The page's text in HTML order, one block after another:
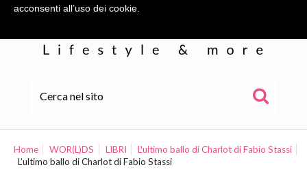
WOR(L)DS
Home WOR(L)DS LIBRI
L'ultimo ballo di Charlot di Fabio Stassi
L’ultimo ballo di Charlot di Fabio Stassi
acconsenti all’uso dei cookie.